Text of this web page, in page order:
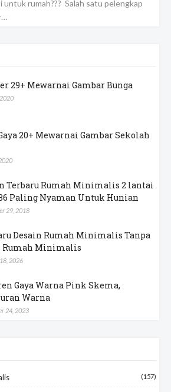
untuk rumah??? Salah satu pelengkap
29+ Mewarnai Gambar Bunga
20+ Mewarnai Gambar Sekolah
Terbaru Rumah Minimalis 2 lantai
Paling Nyaman Untuk Hunian
29, 2018
Desain Rumah Minimalis Tanpa
Rumah Minimalis
2026
Gaya Warna Pink Skema,
Warna
24, 2023
(157)